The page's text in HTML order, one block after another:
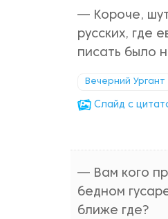
— Короче,
русских, где
писать было
Вечерний Ургант
Cлайд с
— Вам кого
бедном
ближе где?